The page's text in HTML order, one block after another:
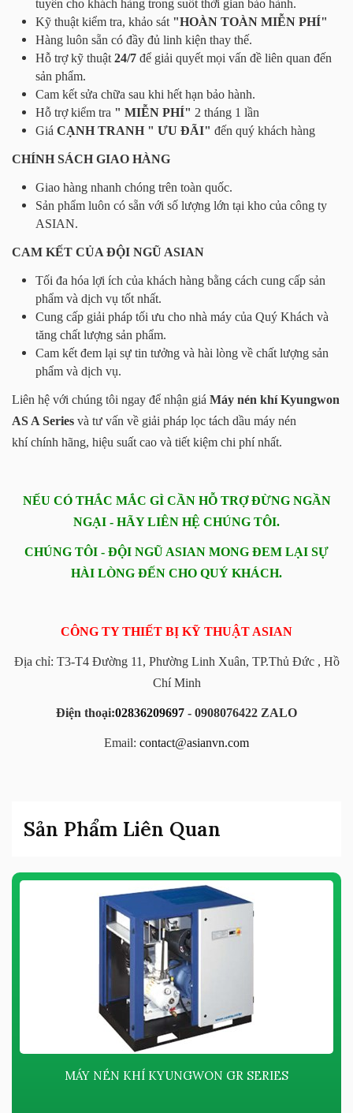
tuyến cho khách hàng trong suốt thời gian bảo hành.
Kỹ thuật kiểm tra, khảo sát "HOÀN TOÀN MIỄN PHÍ"
Hàng luôn sẵn có đầy đủ linh kiện thay thế.
Hỗ trợ kỹ thuật 24/7 để giải quyết mọi vấn đề liên quan đến
sản phẩm.
Cam kết sửa chữa sau khi hết hạn bảo hành.
Hỗ trợ kiểm tra " MIỄN PHÍ" 2 tháng 1 lần
Giá CẠNH TRANH " ƯU ĐÃI" đến quý khách hàng
CHÍNH SÁCH GIAO HÀNG
Giao hàng nhanh chóng trên toàn quốc.
Sản phẩm luôn có sẵn với số lượng lớn tại kho của công ty
ASIAN.
CAM KẾT CỦA ĐỘI NGŨ ASIAN
Tối đa hóa lợi ích của khách hàng bằng cách cung cấp sản
phẩm và dịch vụ tốt nhất.
Cung cấp giải pháp tối ưu cho nhà máy của Quý Khách và
tăng chất lượng sản phẩm.
Cam kết đem lại sự tin tưởng và hài lòng về chất lượng sản
phẩm và dịch vụ.
Liên hệ với chúng tôi ngay để nhận giá Máy nén khí Kyungwon
AS A Series và tư vấn về giải pháp lọc tách dầu máy nén
khí chính hãng, hiệu suất cao và tiết kiệm chi phí nhất.
NẾU CÓ THẮC MẮC GÌ CẦN HỖ TRỢ ĐỪNG NGẦN
NGẠI - HÃY LIÊN HỆ CHÚNG TÔI.
CHÚNG TÔI - ĐỘI NGŨ ASIAN MONG ĐEM LẠI SỰ
HÀI LÒNG ĐẾN CHO QUÝ KHÁCH.
CÔNG TY THIẾT BỊ KỸ THUẬT ASIAN
Địa chỉ: T3-T4 Đường 11, Phường Linh Xuân, TP.Thủ Đức , Hồ
Chí Minh
Điện thoại:02836209697 - 0908076422 ZALO
Email: contact@asianvn.com
Sản Phẩm Liên Quan
MÁY NÉN KHÍ KYUNGWON GR SERIES